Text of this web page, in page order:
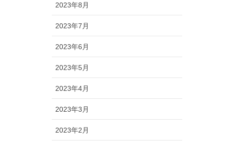
2023年8月
2023年7月
2023年6月
2023年5月
2023年4月
2023年3月
2023年2月